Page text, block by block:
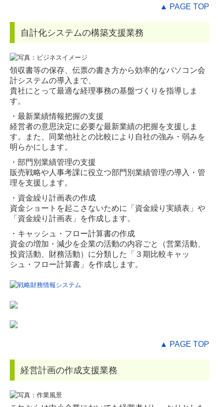
▲ PAGE TOP
自計化システムの構築支援業務
領収書等の保存、伝票の書き方から効率的なパソコン会
計システムの導入まで、
貴社にとって最適な経理事務の基盤づくりを指導しま
す。
・最新業績情報把握の支援
経営者の意思決定に必要な最新業績の把握を支援しま
す。また、同業他社との比較により自社の強み・弱みを
明らかにします。
・部門別業績管理の支援
販売戦略や人事考課に役立つ部門別業績管理の導入・管
理を支援します。
・資金繰り計画表の作成
資金ショートを起こさないために「資金繰り実績表」や
「資金繰り計画表」を作成します。
・キャッシュ・フロー計算書の作成
資金の増加・減少を企業の活動の内容ごと（営業活動、
投資活動、財務活動）に分類した「３期比較キャッ
シュ・フロー計算書」を作成します。
▲ PAGE TOP
経営計画の作成支援業務